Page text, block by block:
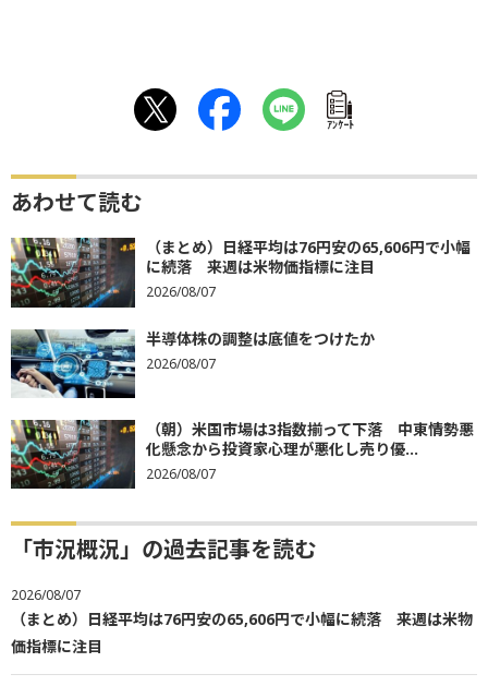
ｱﾝｹｰﾄ
あわせて読む
（まとめ）日経平均は76円安の65,606円で小幅
に続落 来週は米物価指標に注目
2026/08/07
半導体株の調整は底値をつけたか
2026/08/07
（朝）米国市場は3指数揃って下落 中東情勢悪
化懸念から投資家心理が悪化し売り優...
2026/08/07
「市況概況」の過去記事を読む
2026/08/07
（まとめ）日経平均は76円安の65,606円で小幅に続落 来週は米物
価指標に注目